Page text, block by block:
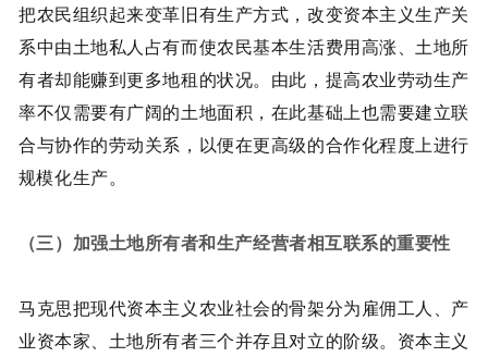
把农民组织起来变革旧有生产方式，改变资本主义生产关
系中由土地私人占有而使农民基本生活费用高涨、土地所
有者却能赚到更多地租的状况。由此，提高农业劳动生产
率不仅需要有广阔的土地面积，在此基础上也需要建立联
合与协作的劳动关系，以便在更高级的合作化程度上进行
规模化生产。
（三）加强土地所有者和生产经营者相互联系的重要性
马克思把现代资本主义农业社会的骨架分为雇佣工人、产
业资本家、土地所有者三个并存且对立的阶级。资本主义